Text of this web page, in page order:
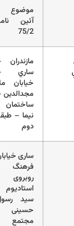
موضوع
آئین نامه
75/2
مازندران –
ساري –
خيابان ملا
مجدالدين –
ساختمان
نيما – طبقه
دوم
ساری خیابان
فرهنگ
روبروی
استادیوم
سید رسول
حسینی
مجتمع